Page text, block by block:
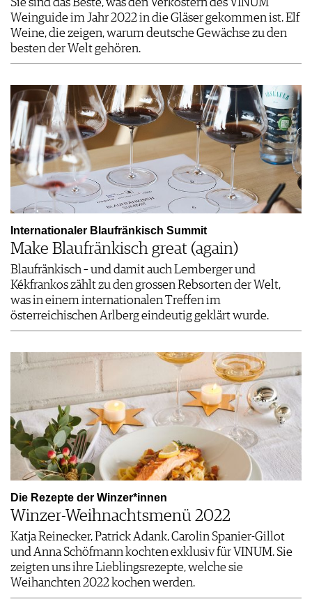
Sie sind das Beste, was den Verkostern des VINUM
Weinguide im Jahr 2022 in die Gläser gekommen ist. Elf
Weine, die zeigen, warum deutsche Gewächse zu den
besten der Welt gehören.
Internationaler Blaufränkisch Summit
Make Blaufränkisch great (again)
Blaufränkisch – und damit auch Lemberger und
Kékfrankos zählt zu den grossen Rebsorten der Welt,
was in einem internationalen Treffen im
österreichischen Arlberg eindeutig geklärt wurde.
Die Rezepte der Winzer*innen
Winzer-Weihnachtsmenü 2022
Katja Reinecker, Patrick Adank, Carolin Spanier-Gillot
und Anna Schöfmann kochten exklusiv für VINUM. Sie
zeigten uns ihre Lieblingsrezepte, welche sie
Weihanchten 2022 kochen werden.